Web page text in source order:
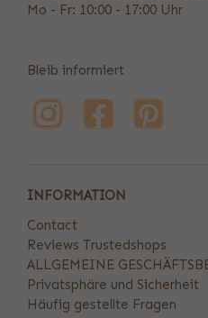
Mo - Fr: 10:00 - 17:00 Uhr
Bleib informiert
INFORMATION
Contact
Reviews Trustedshops
ALLGEMEINE
Privatsphäre und Sicherheit
Häufig gestellte Fragen